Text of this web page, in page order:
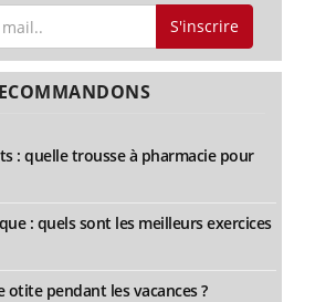
S'inscrire
: quelle trousse à pharmacie pour
: quels sont les meilleurs exercices
pendant les vacances ?